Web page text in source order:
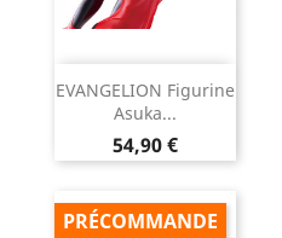
EVANGELION Figurine
Asuka...
Prix
54,90 €
PRÉCOMMANDE